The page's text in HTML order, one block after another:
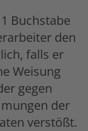
Buchstabe
den
falls er
Weisung
gegen
der
verstößt.